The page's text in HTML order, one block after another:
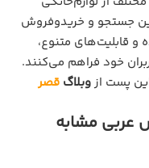
جستجو و خریدوفروش
و قابلیت‌های متنوع،
خود فراهم می‌کنند.
پست ازوبلاگ قصر
عربی مشابه